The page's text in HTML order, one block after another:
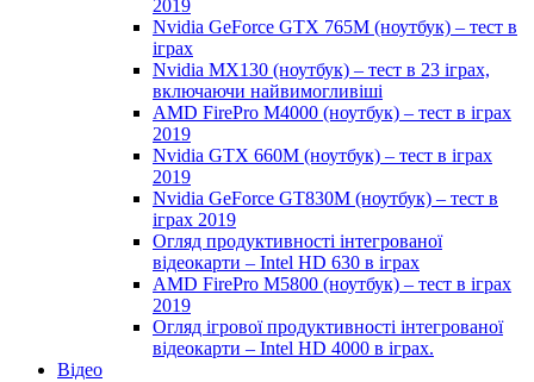
2019
Nvidia GeForce GTX 765M (ноутбук) – тест в
іграх
Nvidia MX130 (ноутбук) – тест в 23 іграх,
включаючи найвимогливіші
AMD FirePro M4000 (ноутбук) – тест в іграх
2019
Nvidia GTX 660M (ноутбук) – тест в іграх
2019
Nvidia GeForce GT830M (ноутбук) – тест в
іграх 2019
Огляд продуктивності інтегрованої
відеокарти – Intel HD 630 в іграх
AMD FirePro M5800 (ноутбук) – тест в іграх
2019
Огляд ігрової продуктивності інтегрованої
відеокарти – Intel HD 4000 в іграх.
Відео